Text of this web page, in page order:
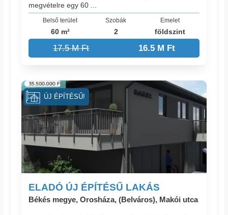
megvételre egy 60 ...
Belső terület
60 m²
Szobák
2
Emelet
földszint
17.5 M Ft 16.5 M Ft
ELADÓ ÚJ ÉPÍTÉSŰ LAKÁS
Békés megye, Orosháza, (Belváros), Makói utca
ÚJ ÉPÍTÉSŰ!